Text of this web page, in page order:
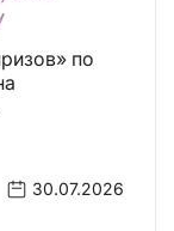
по
30.07.2026